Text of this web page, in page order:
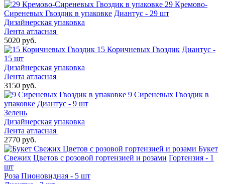
29 Кремово-
Сиреневых Гвоздик в упаковке Диантус - 29 шт
Дизайнерская упаковка
Лента атласная
5020 руб.
15 Коричневых Гвоздик Диантус -
15 шт
Дизайнерская упаковка
Лента атласная
3150 руб.
9 Сиреневых Гвоздик в
упаковке Диантус - 9 шт
Зелень
Дизайнерская упаковка
Лента атласная
2770 руб.
Букет
Свежих Цветов с розовой гортензией и розами Гортензия - 1
шт
Роза Пионовидная - 5 шт